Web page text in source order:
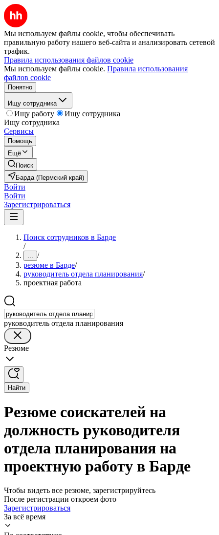
Мы используем файлы cookie, чтобы обеспечивать
правильную работу нашего веб-сайта и анализировать сетевой
трафик.
Правила использования файлов cookie
Мы используем файлы cookie. Правила использования
файлов cookie
Понятно
Ищу сотрудника
Ищу работу
Ищу сотрудника
Ищу сотрудника
Сервисы
Помощь
Ещё
Поиск
Барда (Пермский край)
Войти
Войти
Зарегистрироваться
Поиск сотрудников в Барде
/
... /
резюме в Барде/
руководитель отдела планирования/
проектная работа
руководитель отдела планирования
Резюме
Найти
Резюме соискателей на
должность руководителя
отдела планирования на
проектную работу в Барде
Чтобы видеть все резюме, зарегистрируйтесь
После регистрации откроем фото
Зарегистрироваться
За всё время